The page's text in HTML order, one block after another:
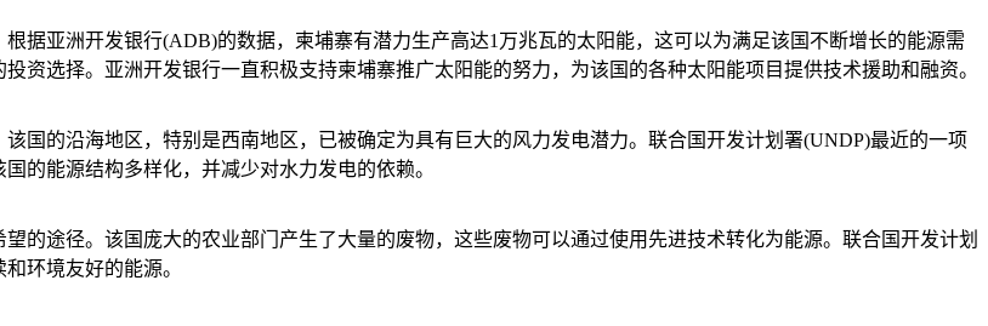
据亚洲开发银行(ADB)的数据，柬埔寨有潜力生产高达1万兆瓦的太阳能，这可以为满足该国不断增长的能源需
资选择。亚洲开发银行一直积极支持柬埔寨推广太阳能的努力，为该国的各种太阳能项目提供技术援助和融资。
国的沿海地区，特别是西南地区，已被确定为具有巨大的风力发电潜力。联合国开发计划署(UNDP)最近的一项
的能源结构多样化，并减少对水力发电的依赖。
的途径。该国庞大的农业部门产生了大量的废物，这些废物可以通过使用先进技术转化为能源。联合国开发计划
环境友好的能源。